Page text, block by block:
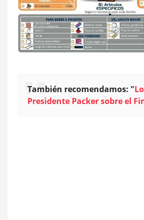
También recomendamos: "
Presidente Packer sobre el